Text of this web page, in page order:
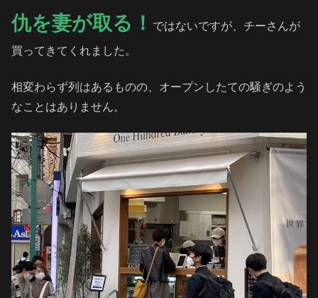
仇を妻が取る！
ではないですが、チーさんが
買ってきてくれました。
相変わらず列はあるものの、オープンしたての騒ぎのよう
なことはありません。